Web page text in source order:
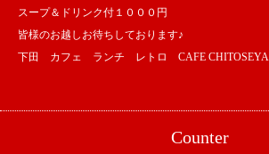
スープ＆ドリンク付１０００円
皆様のお越しお待ちしております♪
下田 カフェ ランチ レトロ CAFE CHITOSEYA
Counter